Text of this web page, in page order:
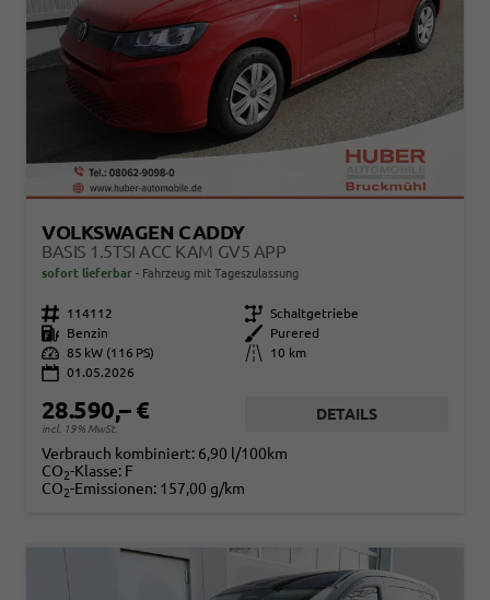
VOLKSWAGEN CADDY
BASIS 1.5TSI ACC KAM GV5 APP
sofort lieferbar Fahrzeug mit Tageszulassung
Fahrzeugnr. 114112 Getriebe Schaltgetriebe
Kraftstoff
Benzin Außenfarbe
Purered
Leistung 85 kW (116 PS) Kilometerstand
10 km
01.05.2026
28.590,– €
incl. 19% MwSt.
DETAILS
Verbrauch kombiniert: 6,90 l/100km
CO2-Klasse: F
CO2-Emissionen: 157,00 g/km